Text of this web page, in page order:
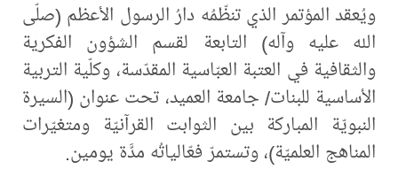
ويُعقد المؤتمر الذي تنظّمُه دارُ الرسول الأعظم (صلّى
الله عليه وآله) التابعة لقسم الشؤون الفكرية
والثقافية في العتبة العبّاسية المقدّسة، وكلّية التربية
الأساسية للبنات/ جامعة العميد، تحت عنوان (السيرة
النبويّة المباركة بين الثوابت القرآنيّة ومتغيّرات
المناهج العلميّة)، وتستمرّ فعّالياتُه مدَّة يومين.